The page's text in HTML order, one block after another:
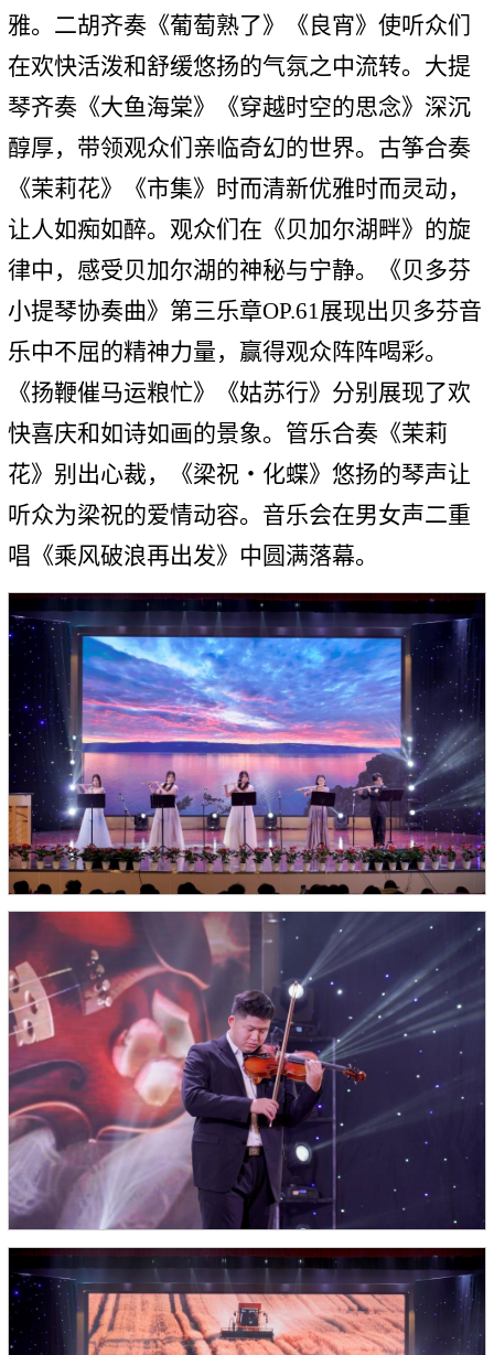
雅。二胡齐奏《葡萄熟了》《良宵》使听众们
在欢快活泼和舒缓悠扬的气氛之中流转。大提
琴齐奏《大鱼海棠》《穿越时空的思念》深沉
醇厚，带领观众们亲临奇幻的世界。古筝合奏
《茉莉花》《市集》时而清新优雅时而灵动，
让人如痴如醉。观众们在《贝加尔湖畔》的旋
律中，感受贝加尔湖的神秘与宁静。《贝多芬
小提琴协奏曲》第三乐章OP.61展现出贝多芬音
乐中不屈的精神力量，赢得观众阵阵喝彩。
《扬鞭催马运粮忙》《姑苏行》分别展现了欢
快喜庆和如诗如画的景象。管乐合奏《茉莉
花》别出心裁，《梁祝・化蝶》悠扬的琴声让
听众为梁祝的爱情动容。音乐会在男女声二重
唱《乘风破浪再出发》中圆满落幕。